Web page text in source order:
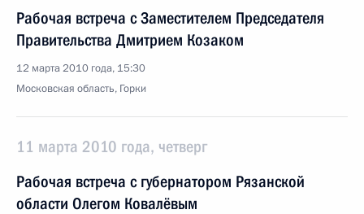
Рабочая встреча с Заместителем Председателя
Правительства Дмитрием Козаком
12 марта 2010 года, 15:30
Московская область, Горки
11 марта 2010 года, четверг
Рабочая встреча с губернатором Рязанской
области Олегом Ковалёвым